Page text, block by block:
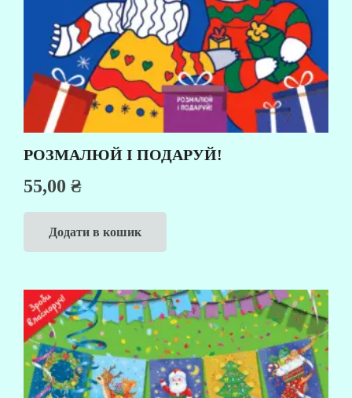
РОЗМАЛЮЙ І ПОДАРУЙ!
55,00 ₴
Додати в кошик